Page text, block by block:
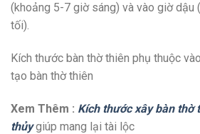
(khoảng 5-7 giờ sáng) và vào giờ dậu
tối).
Kích thước bàn thờ thiên phụ thuộc
tạo bàn thờ thiên
Xem Thêm : Kích thước xây bàn thờ
thủygiúp mang lại tài lộc